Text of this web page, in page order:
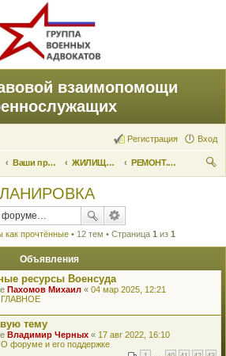
взаимопомощи
Вход
Регистрация
Ваши права и их реализация ЖИЛИЩНЫЕ ВОПРОСЫ
РЕМОНТ.ПЕРЕПЛАНИРОВКА
как прочтённые• 12 тем • Страница 1 из 1
Объявления
ресурсы Военсуда
Пахомов Михаил « 04 мар 2025, 12:21
ГЛАВНОЕ
тему
Владимир Черных « 17 авг 2022, 16:10
О форуме и его поддержке